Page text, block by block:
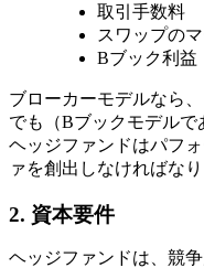
取引手数料
スワップの
Bブック利益
ブローカーモデルなら
でも（Bブックモデルで
ヘッジファンドはパフ
ァを創出しなければなり
2. 資本要件
ヘッジファンドは、競